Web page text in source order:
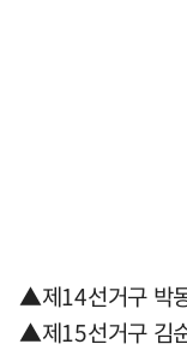
▲제14선거구 박
▲제15선거구 김